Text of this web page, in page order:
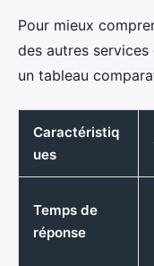
Pour mieux
des autres services
un tableau
Caractéristiq
ues
Temps de
réponse